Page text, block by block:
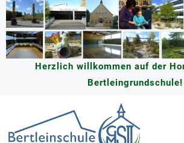
Skip
content
Herzlich willkommen auf der
Bertleingrundschule!